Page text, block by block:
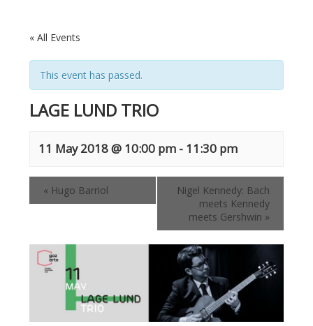
« All Events
This event has passed.
LAGE LUND TRIO
11 May 2018 @ 10:00 pm - 11:30 pm
« Hugo Barriol
Nigel Kennedy: Bach
meets Kennedy
meets Gershwin »